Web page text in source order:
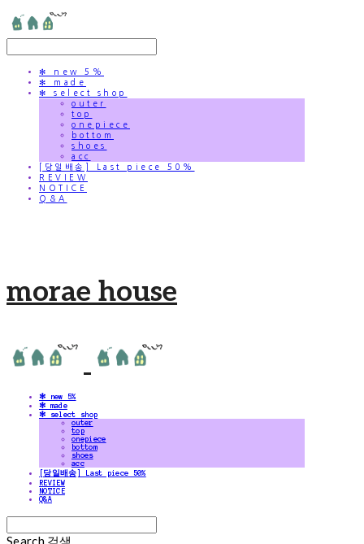
✻ new 5%
✻ made
✻ select shop
outer
top
onepiece
bottom
shoes
acc
[당일배송] Last piece 50%
REVIEW
NOTICE
Q&A
morae house
✻ new 5%
✻ made
✻ select shop
outer
top
onepiece
bottom
shoes
acc
[당일배송] Last piece 50%
REVIEW
NOTICE
Q&A
Search 검색